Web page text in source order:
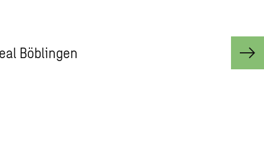
Böblingen